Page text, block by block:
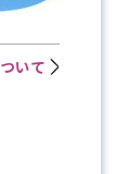
いて